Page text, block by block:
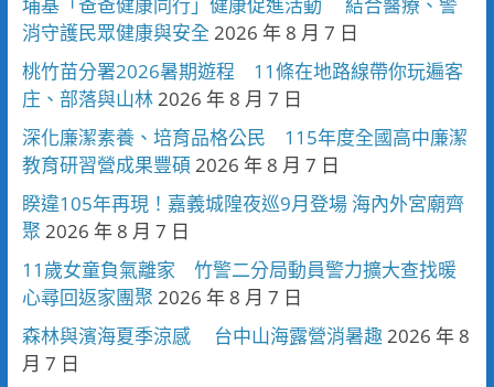
消守護民眾健康與安全 2026 年 8 月 7 日
桃竹苗分署2026暑期遊程 11條在地路線帶你玩遍客
庄、部落與山林 2026 年 8 月 7 日
深化廉潔素養、培育品格公民 115年度全國高中廉潔
教育研習營成果豐碩 2026 年 8 月 7 日
睽違105年再現！嘉義城隍夜巡9月登場 海內外宮廟齊
聚 2026 年 8 月 7 日
11歲女童負氣離家 竹警二分局動員警力擴大查找暖
心尋回返家團聚 2026 年 8 月 7 日
森林與濱海夏季涼感 台中山海露營消暑趣 2026 年 8
月 7 日